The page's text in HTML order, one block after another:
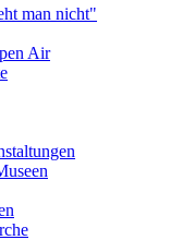
man nicht"
Air